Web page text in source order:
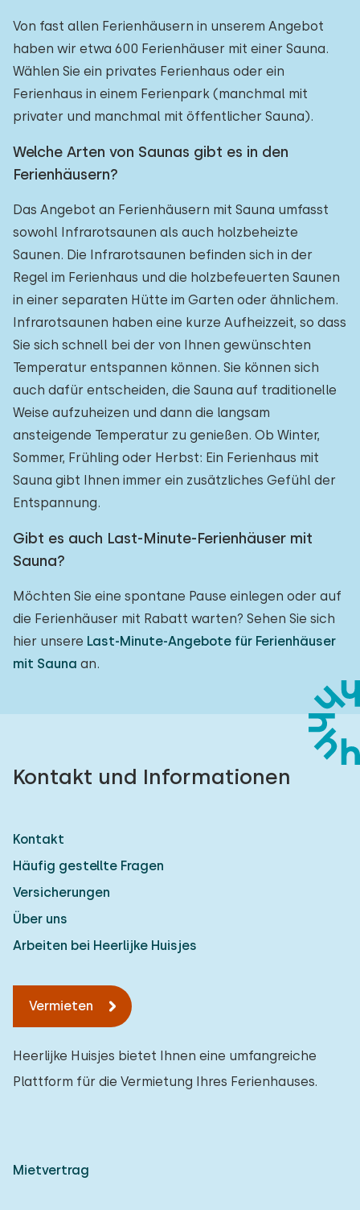
Von fast allen Ferienhäusern in unserem Angebot
haben wir etwa 600 Ferienhäuser mit einer Sauna.
Wählen Sie ein privates Ferienhaus oder ein
Ferienhaus in einem Ferienpark (manchmal mit
privater und manchmal mit öffentlicher Sauna).
Welche Arten von Saunas gibt es in den
Ferienhäusern?
Das Angebot an Ferienhäusern mit Sauna umfasst
sowohl Infrarotsaunen als auch holzbeheizte
Saunen. Die Infrarotsaunen befinden sich in der
Regel im Ferienhaus und die holzbefeuerten Saunen
in einer separaten Hütte im Garten oder ähnlichem.
Infrarotsaunen haben eine kurze Aufheizzeit, so dass
Sie sich schnell bei der von Ihnen gewünschten
Temperatur entspannen können. Sie können sich
auch dafür entscheiden, die Sauna auf traditionelle
Weise aufzuheizen und dann die langsam
ansteigende Temperatur zu genießen. Ob Winter,
Sommer, Frühling oder Herbst: Ein Ferienhaus mit
Sauna gibt Ihnen immer ein zusätzliches Gefühl der
Entspannung.
Gibt es auch Last-Minute-Ferienhäuser mit
Sauna?
Möchten Sie eine spontane Pause einlegen oder auf
die Ferienhäuser mit Rabatt warten? Sehen Sie sich
hier unsere Last-Minute-Angebote für Ferienhäuser
mit Sauna an.
Kontakt und Informationen
Kontakt
Häufig gestellte Fragen
Versicherungen
Über uns
Arbeiten bei Heerlijke Huisjes
Vermieten
Heerlijke Huisjes bietet Ihnen eine umfangreiche
Plattform für die Vermietung Ihres Ferienhauses.
Mietvertrag